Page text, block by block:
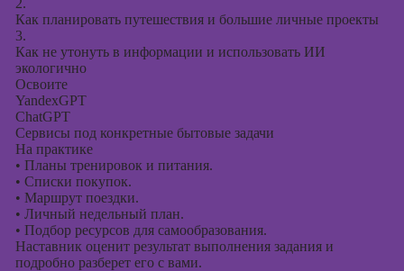
2.
Как планировать путешествия и большие личные проекты
3.
Как не утонуть в информации и использовать ИИ
экологично
Освоите
YandexGPT
ChatGPT
Сервисы под конкретные бытовые задачи
На практике
• Планы тренировок и питания.
• Списки покупок.
• Маршрут поездки.
• Личный недельный план.
• Подбор ресурсов для самообразования.
Наставник оценит результат выполнения задания и
подробно разберет его с вами.